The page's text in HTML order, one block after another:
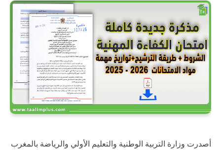
أصدرت وزارة التربية الوطنية والتعليم الأولي والرياضة بالمغرب